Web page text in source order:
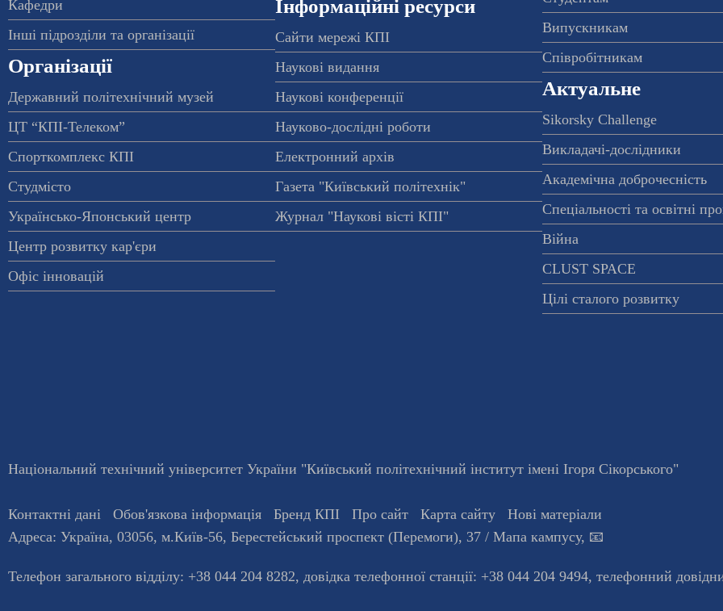
Кафедри
Інші підрозділи та організації
Організації
Державний політехнічний музей
ЦТ “КПІ-Телеком”
Спорткомплекс КПІ
Студмісто
Українсько-Японський центр
Центр розвитку кар'єри
Офіс інновацій
Інформаційні ресурси
Сайти мережі КПІ
Наукові видання
Наукові конференції
Науково-дослідні роботи
Електронний архів
Газета "Київський політехнік"
Журнал "Наукові вісті КПІ"
Випускникам
Співробітникам
Актуальне
Sikorsky Challenge
Викладачі-дослідники
Академічна доброчесність
Спеціальності та освітні
Війна
CLUST SPACE
Цілі сталого розвитку
Національний технічний університет України "Київський політехнічний інститут імені Ігоря Сікорського"
Контактні дані Обов'язкова інформація Бренд КПІ Про сайт Карта сайту
Нові матеріали
Адреса: Україна, 03056, м.Київ-56, Берестейський проспект (Перемоги), 37 / Мапа кампусу, 📧
Телефон загального відділу: +38 044 204 8282, довiдка телефонної станцiї: +38 044 204 9494, телефонний